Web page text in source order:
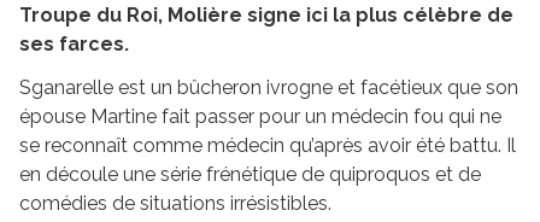
Troupe du Roi, Molière signe ici la plus célèbre de
ses farces.
Sganarelle est un bûcheron ivrogne et facétieux que son
épouse Martine fait passer pour un médecin fou qui ne
se reconnaît comme médecin qu’après avoir été battu. Il
en découle une série frénétique de quiproquos et de
comédies de situations irrésistibles.